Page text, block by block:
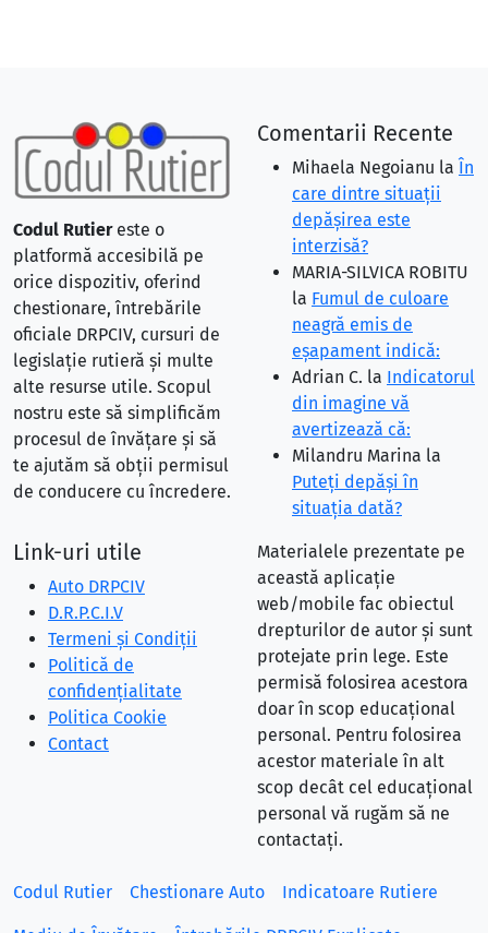
Codul Rutiereste o
platformă accesibilă pe
orice dispozitiv, oferind
chestionare, întrebările
oficiale DRPCIV, cursuri de
legislație rutieră și multe
alte resurse utile. Scopul
nostru este să simplificăm
procesul de învățare și să
te ajutăm să obții permisul
de conducere cu încredere.
Comentarii Recente
Mihaela Negoianu la În
care dintre situaţii
depăşirea este
interzisă?
MARIA-SILVICA ROBITU
la Fumul de culoare
neagră emis de
eşapament indică:
Adrian C. la Indicatorul
din imagine vă
avertizează că:
Milandru Marina la
Puteţi depăşi în
situaţia dată?
Link-uri utile
Auto DRPCIV
D.R.P.C.I.V
Termeni și Condiții
Politică de
confidențialitate
Politica Cookie
Contact
Materialele prezentate pe
această aplicație
web/mobile fac obiectul
drepturilor de autor și sunt
protejate prin lege. Este
permisă folosirea acestora
doar în scop educațional
personal. Pentru folosirea
acestor materiale în alt
scop decât cel educațional
personal vă rugăm să ne
contactați.
Codul Rutier Chestionare Auto Indicatoare Rutiere